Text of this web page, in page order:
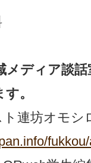
ディア談
。
連坊オモシ